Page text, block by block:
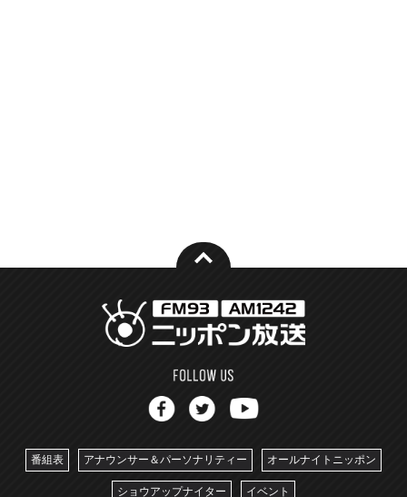
番組表 アナウンサー＆パーソナリティー オールナイトニッポン
ショウアップナイター イベント